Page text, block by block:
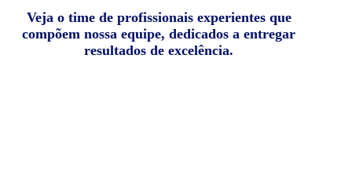
Veja o time de profissionais experientes que
compõem nossa equipe, dedicados a entregar
resultados de excelência.